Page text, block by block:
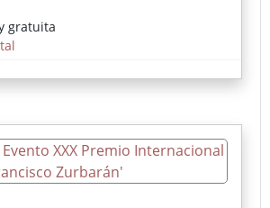
Molero ha sido expuesto
numerosos contextos de galerías
en Europa y EE.UU tales como:
Dumbo Art Festival (Nueva York),
(Tarrytown, NY), Studio Maria
Associated American Artists
gratuita